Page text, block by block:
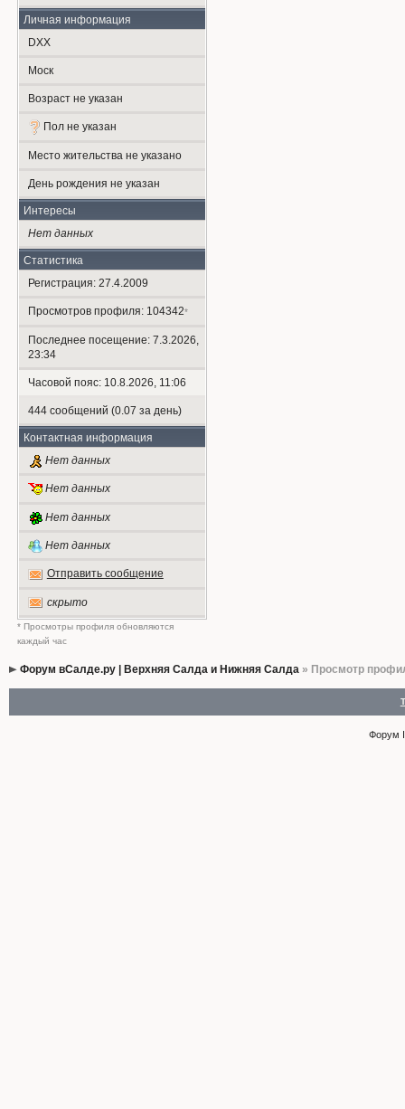
Личная информация
DXX
Моск
Возраст не указан
Пол не указан
Место жительства не указано
День рождения не указан
Интересы
Нет данных
Статистика
Регистрация: 27.4.2009
Просмотров профиля: 104342*
Последнее посещение: 7.3.2026,
23:34
Часовой пояс: 10.8.2026, 11:06
444 сообщений (0.07 за день)
Контактная информация
Нет данных
Нет данных
Нет данных
Нет данных
Отправить сообщение
скрыто
* Просмотры профиля обновляются
каждый час
Форум вСалде.ру | Верхняя Салда и Нижняя Салда» Просмотр
Форум